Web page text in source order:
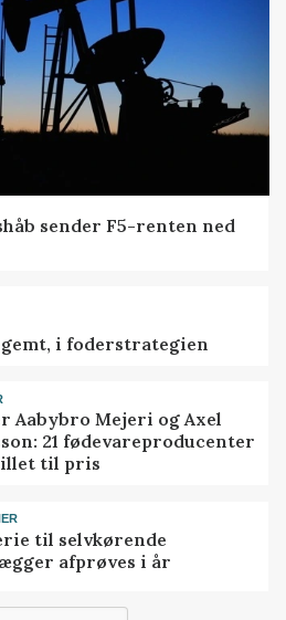
sender F5-renten ned
i foderstrategien
Aabybro Mejeri og Axel
21 fødevareproducenter
til pris
til selvkørende
afprøves i år